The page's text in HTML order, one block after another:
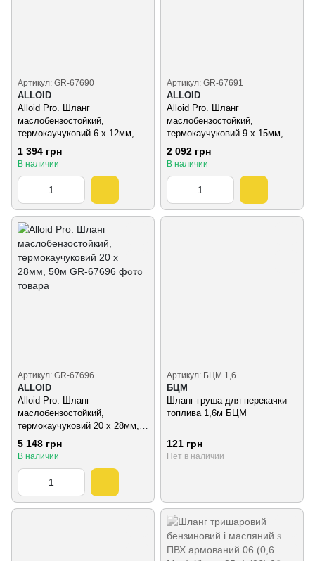
Артикул: GR-67690
ALLOID
Alloid Pro. Шланг
маслобензостойкий,
термокаучуковий 6 х 12мм,
50м
1 394 грн
В наличии
Артикул: GR-67691
ALLOID
Alloid Pro. Шланг
маслобензостойкий,
термокаучуковий 9 х 15мм,
50м
2 092 грн
В наличии
Артикул: GR-67696
ALLOID
Alloid Pro. Шланг
маслобензостойкий,
термокаучуковий 20 х 28мм,
50м
5 148 грн
В наличии
Артикул: БЦМ 1,6
БЦМ
Шланг-груша для перекачки
топлива 1,6м БЦМ
121 грн
Нет в наличии